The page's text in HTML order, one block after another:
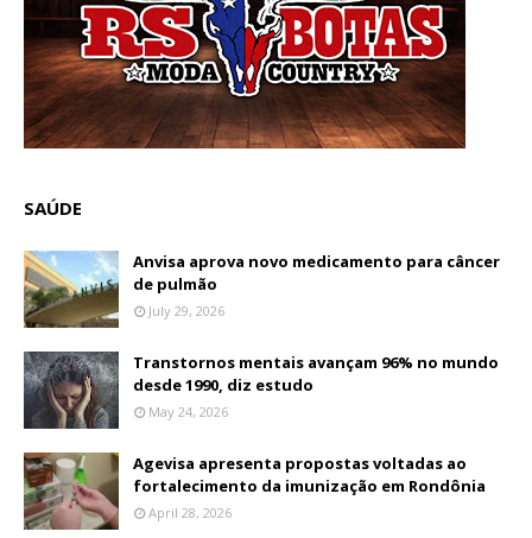
SAÚDE
Anvisa aprova novo medicamento para câncer
de pulmão
July 29, 2026
Transtornos mentais avançam 96% no mundo
desde 1990, diz estudo
May 24, 2026
Agevisa apresenta propostas voltadas ao
fortalecimento da imunização em Rondônia
April 28, 2026